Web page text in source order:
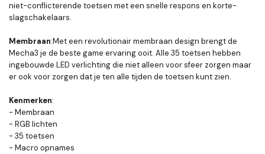
niet-conflicterende toetsen met een snelle respons en korte-
slagschakelaars.
Membraan:Met een revolutionair membraan design brengt de
Mecha3 je de beste game ervaring ooit. Alle 35 toetsen hebben
ingebouwde LED verlichting die niet alleen voor sfeer zorgen maar
er ook voor zorgen dat je ten alle tijden de toetsen kunt zien.
Kenmerken:
- Membraan
- RGB lichten
- 35 toetsen
- Macro opnames